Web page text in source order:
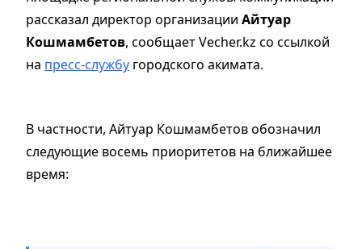
рассказал директор организации Айтуар
Кошмамбетов, сообщает Vecher.kz cо ссылкой
на пресс-службу городского акимата.
В частности, Айтуар Кошмамбетов обозначил
следующие восемь приоритетов на ближайшее
время: